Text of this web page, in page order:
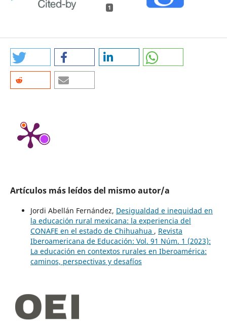
1
Artículos más leídos del mismo autor/a
Jordi Abellán Fernández, Desigualdad e inequidad en
la educación rural mexicana: la experiencia del
CONAFE en el estado de Chihuahua , Revista
Iberoamericana de Educación: Vol. 91 Núm. 1 (2023):
La educación en contextos rurales en Iberoamérica:
caminos, perspectivas y desafíos